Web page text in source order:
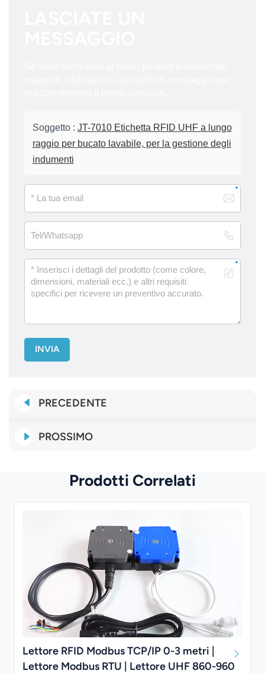
Soggetto : JT-7010 Etichetta RFID UHF a lungo
raggio per bucato lavabile, per la gestione degli
indumenti
INVIA
PRECEDENTE
PROSSIMO
Prodotti Correlati
Lettore RFID Modbus TCP/IP 0-3 metri |
Lettore Modbus RTU | Lettore UHF 860-960